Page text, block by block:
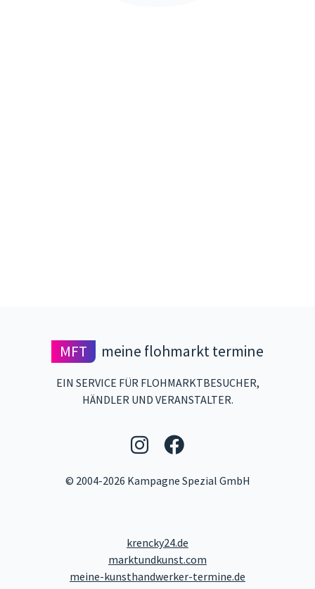
MFT meine flohmarkt termine
EIN SERVICE FÜR FLOHMARKTBESUCHER,
HÄNDLER UND VERANSTALTER.
Folgen Sie uns auf
Folgen Sie uns
© 2004-2026 Kampagne Spezial GmbH
krencky24.de
marktundkunst.com
meine-kunsthandwerker-termine.de